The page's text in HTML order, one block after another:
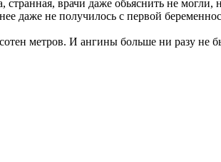
врачи даже обьяснить не могли,
даже не получилось с первой
метров. И ангины больше ни разу не